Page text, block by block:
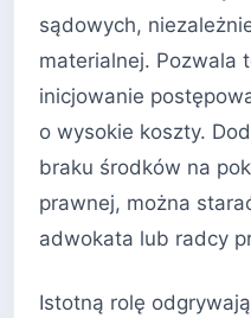
sądowych,
materialnej. Pozwala
inicjowanie
o wysokie koszty.
braku środków na
prawnej, można
adwokata lub radcy
Istotną rolę